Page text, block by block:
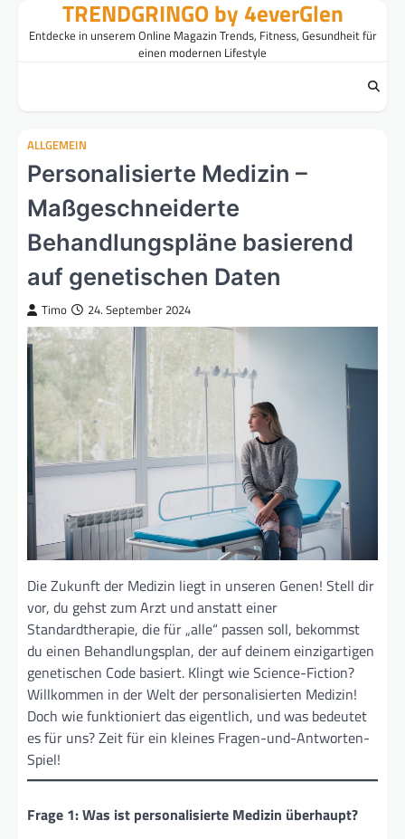
TRENDGRINGO by 4everGlen
Entdecke in unserem Online Magazin Trends, Fitness, Gesundheit für
einen modernen Lifestyle
ALLGEMEIN
Personalisierte Medizin –
Maßgeschneiderte
Behandlungspläne basierend
auf genetischen Daten
Timo 24. September 2024
Die Zukunft der Medizin liegt in unseren Genen! Stell dir
vor, du gehst zum Arzt und anstatt einer
Standardtherapie, die für „alle“ passen soll, bekommst
du einen Behandlungsplan, der auf deinem einzigartigen
genetischen Code basiert. Klingt wie Science-Fiction?
Willkommen in der Welt der personalisierten Medizin!
Doch wie funktioniert das eigentlich, und was bedeutet
es für uns? Zeit für ein kleines Fragen-und-Antworten-
Spiel!
Frage 1: Was ist personalisierte Medizin überhaupt?